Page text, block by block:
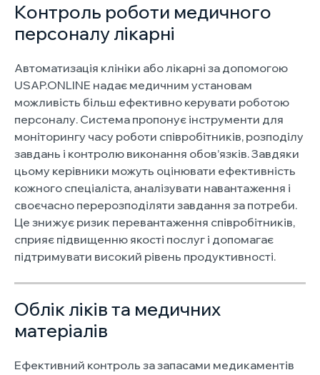
Контроль роботи медичного
персоналу лікарні
Автоматизація клініки або лікарні за допомогою
USAP.ONLINE надає медичним установам
можливість більш ефективно керувати роботою
персоналу. Система пропонує інструменти для
моніторингу часу роботи співробітників, розподілу
завдань і контролю виконання обов’язків. Завдяки
цьому керівники можуть оцінювати ефективність
кожного спеціаліста, аналізувати навантаження і
своєчасно перерозподіляти завдання за потреби.
Це знижує ризик перевантаження співробітників,
сприяє підвищенню якості послуг і допомагає
підтримувати високий рівень продуктивності.
Облік ліків та медичних
матеріалів
Ефективний контроль за запасами медикаментів